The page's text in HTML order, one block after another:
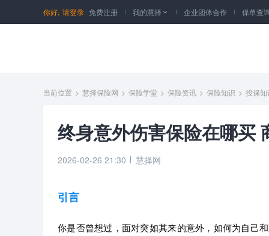
你好, 请登录 免费注册 我的慧择  企业团体合作 保单查
当前位置 > 慧择保险网 > 保险学堂 > 保险资讯 > 保险知识 > 投保知
终身意外伤害保险在哪买
2026-02-26 21:30 慧择网
引言
你是否曾想过，面对突如其来的意外，如何为自己